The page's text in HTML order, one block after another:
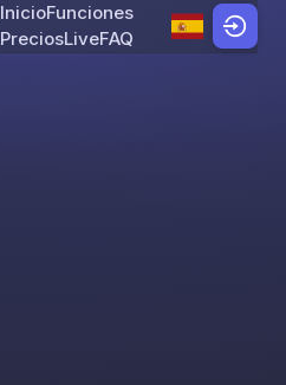
Skip to content
InicioFunciones
PreciosLiveFAQ